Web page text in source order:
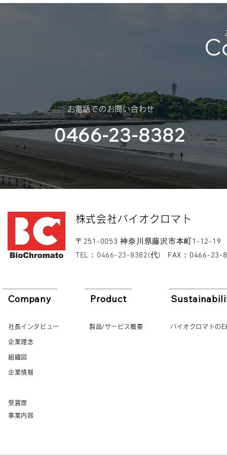
​お電話でのお問い合わせ
0466-23-8382
​株式会社バイオクロマト​
​〒251-0053 神奈川県藤沢市本町1-12-19
​TEL：0466-23-8382(代)
​FAX：0466-23-
Company
社長インタビュー
企業理念
組織図
企業情報
受賞歴
Product
製品/サービス概要
事業内容
バイオクロマトの